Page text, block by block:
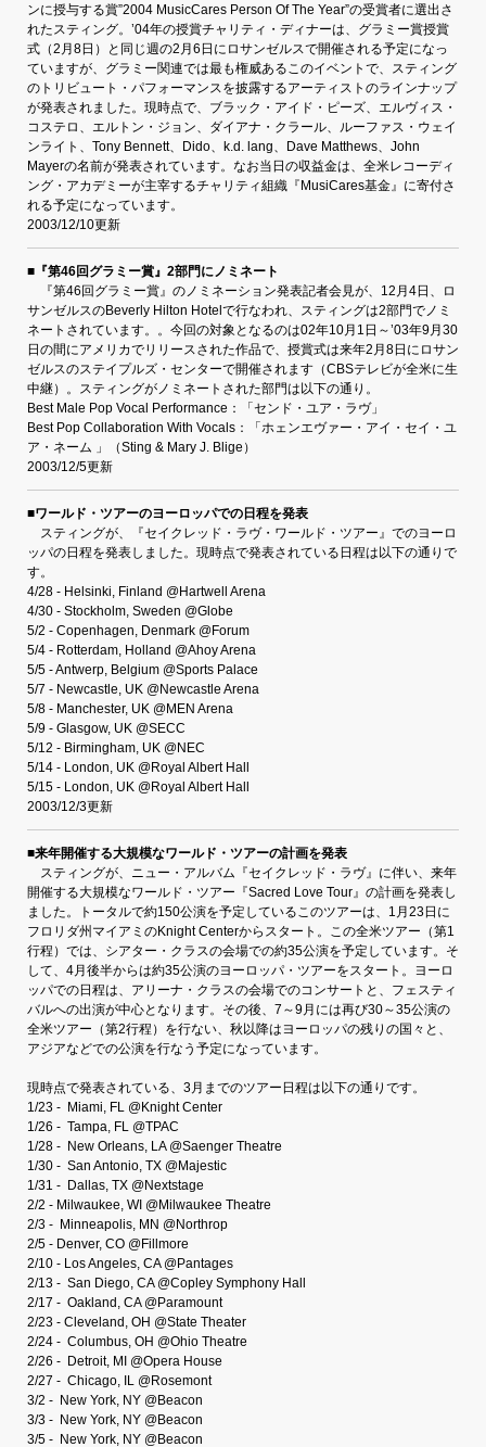
ンに授与する賞”2004 MusicCares Person Of The Year”の受賞者に選出さ
れたスティング。’04年の授賞チャリティ・ディナーは、グラミー賞授賞
式（2月8日）と同じ週の2月6日にロサンゼルスで開催される予定になっ
ていますが、グラミー関連では最も権威あるこのイベントで、スティング
のトリビュート・パフォーマンスを披露するアーティストのラインナップ
が発表されました。現時点で、ブラック・アイド・ピーズ、エルヴィス・
コステロ、エルトン・ジョン、ダイアナ・クラール、ルーファス・ウェイ
ンライト、Tony Bennett、Dido、k.d. lang、Dave Matthews、John
Mayerの名前が発表されています。なお当日の収益金は、全米レコーディ
ング・アカデミーが主宰するチャリティ組織『MusiCares基金』に寄付さ
れる予定になっています。
2003/12/10更新
■『第46回グラミー賞』2部門にノミネート
『第46回グラミー賞』のノミネーション発表記者会見が、12月4日、ロ
サンゼルスのBeverly Hilton Hotelで行なわれ、スティングは2部門でノミ
ネートされています。。今回の対象となるのは02年10月1日～’03年9月30
日の間にアメリカでリリースされた作品で、授賞式は来年2月8日にロサン
ゼルスのステイプルズ・センターで開催されます（CBSテレビが全米に生
中継）。スティングがノミネートされた部門は以下の通り。
Best Male Pop Vocal Performance：「センド・ユア・ラヴ」
Best Pop Collaboration With Vocals：「ホェンエヴァー・アイ・セイ・ユ
ア・ネーム 」（Sting & Mary J. Blige）
2003/12/5更新
■ワールド・ツアーのヨーロッパでの日程を発表
スティングが、『セイクレッド・ラヴ・ワールド・ツアー』でのヨーロ
ッパの日程を発表しました。現時点で発表されている日程は以下の通りで
す。
4/28 - Helsinki, Finland @Hartwell Arena
4/30 - Stockholm, Sweden @Globe
5/2 - Copenhagen, Denmark @Forum
5/4 - Rotterdam, Holland @Ahoy Arena
5/5 - Antwerp, Belgium @Sports Palace
5/7 - Newcastle, UK @Newcastle Arena
5/8 - Manchester, UK @MEN Arena
5/9 - Glasgow, UK @SECC
5/12 - Birmingham, UK @NEC
5/14 - London, UK @Royal Albert Hall
5/15 - London, UK @Royal Albert Hall
2003/12/3更新
■来年開催する大規模なワールド・ツアーの計画を発表
スティングが、ニュー・アルバム『セイクレッド・ラヴ』に伴い、来年
開催する大規模なワールド・ツアー『Sacred Love Tour』の計画を発表し
ました。トータルで約150公演を予定しているこのツアーは、1月23日に
フロリダ州マイアミのKnight Centerからスタート。この全米ツアー（第1
行程）では、シアター・クラスの会場での約35公演を予定しています。そ
して、4月後半からは約35公演のヨーロッパ・ツアーをスタート。ヨーロ
ッパでの日程は、アリーナ・クラスの会場でのコンサートと、フェスティ
バルへの出演が中心となります。その後、7～9月には再び30～35公演の
全米ツアー（第2行程）を行ない、秋以降はヨーロッパの残りの国々と、
アジアなどでの公演を行なう予定になっています。
現時点で発表されている、3月までのツアー日程は以下の通りです。
1/23 - Miami, FL @Knight Center
1/26 - Tampa, FL @TPAC
1/28 - New Orleans, LA @Saenger Theatre
1/30 - San Antonio, TX @Majestic
1/31 - Dallas, TX @Nextstage
2/2 - Milwaukee, WI @Milwaukee Theatre
2/3 - Minneapolis, MN @Northrop
2/5 - Denver, CO @Fillmore
2/10 - Los Angeles, CA @Pantages
2/13 - San Diego, CA @Copley Symphony Hall
2/17 - Oakland, CA @Paramount
2/23 - Cleveland, OH @State Theater
2/24 - Columbus, OH @Ohio Theatre
2/26 - Detroit, MI @Opera House
2/27 - Chicago, IL @Rosemont
3/2 - New York, NY @Beacon
3/3 - New York, NY @Beacon
3/5 - New York, NY @Beacon